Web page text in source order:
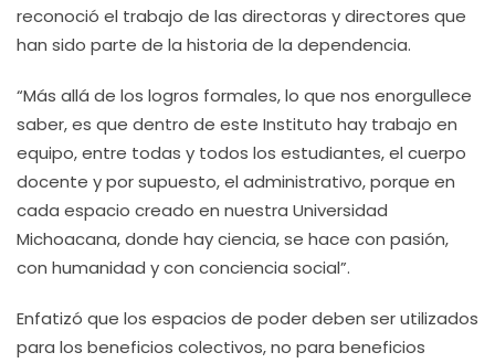
reconoció el trabajo de las directoras y directores que
han sido parte de la historia de la dependencia.
“Más allá de los logros formales, lo que nos enorgullece
saber, es que dentro de este Instituto hay trabajo en
equipo, entre todas y todos los estudiantes, el cuerpo
docente y por supuesto, el administrativo, porque en
cada espacio creado en nuestra Universidad
Michoacana, donde hay ciencia, se hace con pasión,
con humanidad y con conciencia social”.
Enfatizó que los espacios de poder deben ser utilizados
para los beneficios colectivos, no para beneficios